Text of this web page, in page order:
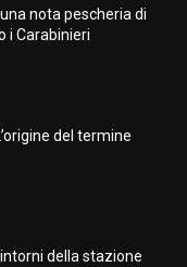
nota pescheria di
i Carabinieri
del termine
della stazione